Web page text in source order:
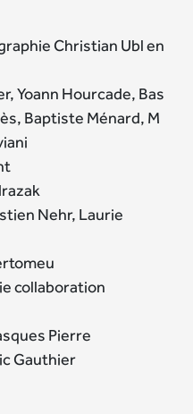
Christian Ubl en
Yoann Hourcade, Bas
Baptiste Ménard, M
Nehr, Laurie
collaboration
Pierre
Gauthier